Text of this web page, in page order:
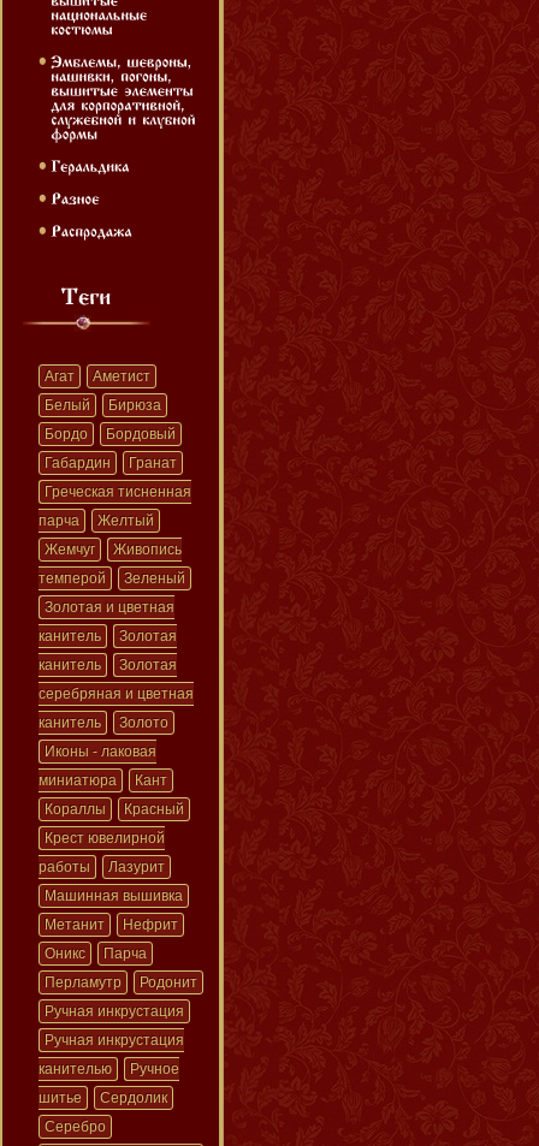
Агат
Аметист
Белый
Бирюза
Бордо
Бордовый
Габардин
Гранат
Греческая тисненная
парча
Желтый
Жемчуг
Живопись
темперой
Зеленый
Золотая и цветная
канитель
Золотая
канитель
Золотая
серебряная и цветная
канитель
Золото
Иконы - лаковая
миниатюра
Кант
Кораллы
Красный
Крест ювелирной
работы
Лазурит
Машинная вышивка
Метанит
Нефрит
Оникс
Парча
Перламутр
Родонит
Ручная инкрустация
Ручная инкрустация
канителью
Ручное
шитье
Сердолик
Серебро